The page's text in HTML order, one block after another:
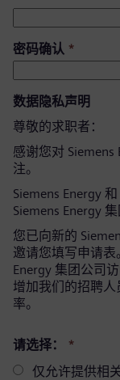
密码确认 *
数据隐私声明
尊敬的求职者：
感谢您对 Siemens
注。
Siemens Energy
Siemens Energy
您已向新的
邀请您填写申请表
Energy 集团公司
增加我们的招聘
率。
请选择：
*
仅允许提供相